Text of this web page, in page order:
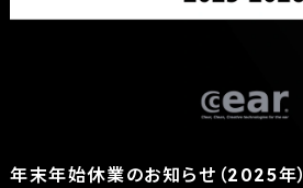
年末年始休業のお知らせ（2025年）